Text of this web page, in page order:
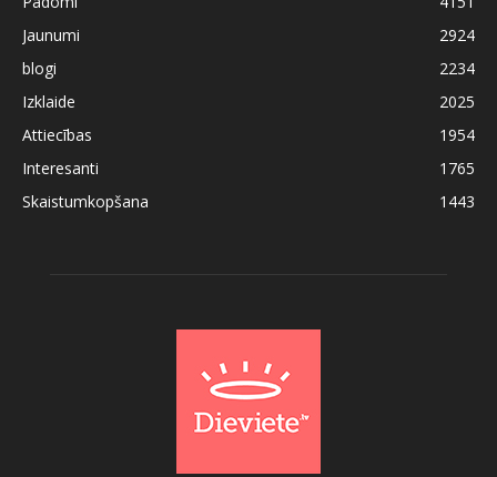
Jaunumi
2924
blogi
2234
Izklaide
2025
Attiecības
1954
Interesanti
1765
Skaistumkopšana
1443